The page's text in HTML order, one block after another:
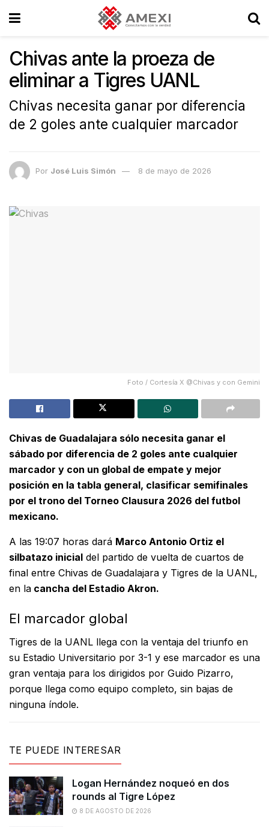
Chivas ante la proeza de
eliminar a Tigres UANL
Chivas necesita ganar por diferencia
de 2 goles ante cualquier marcador
Por José Luis Simón 8 de mayo de 2026
Foto / Cortesía X @Chivas y con Gemini
Chivas de Guadalajara sólo necesita ganar el
sábado por diferencia de 2 goles ante cualquier
marcador y con un global de empate y mejor
posición en la tabla general, clasificar semifinales
por el trono del Torneo Clausura 2026 del futbol
mexicano.
A las 19:07 horas dará Marco Antonio Ortiz el
silbatazo inicial del partido de vuelta de cuartos de
final entre Chivas de Guadalajara y Tigres de la UANL,
en la cancha del Estadio Akron.
El marcador global
Tigres de la UANL llega con la ventaja del triunfo en
su Estadio Universitario por 3-1 y ese marcador es una
gran ventaja para los dirigidos por Guido Pizarro,
porque llega como equipo completo, sin bajas de
ninguna índole.
TE PUEDE INTERESAR
Logan Hernández noqueó en dos
rounds al Tigre López
8 DE AGOSTO DE 2026